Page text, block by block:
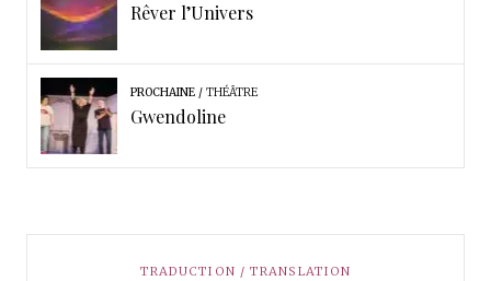
Rêver l’Univers
PROCHAINE THÉÂTRE
Gwendoline
TRADUCTION / TRANSLATION